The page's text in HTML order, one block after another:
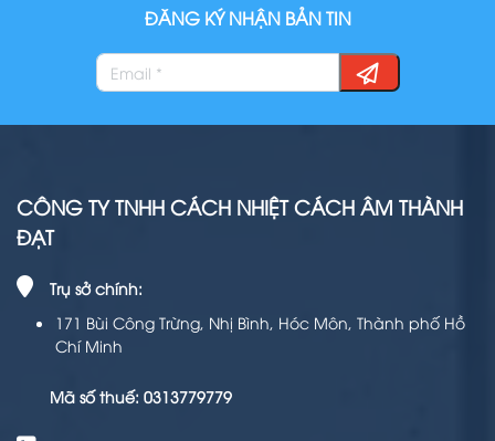
ĐĂNG KÝ NHẬN BẢN TIN
CÔNG TY TNHH CÁCH NHIỆT CÁCH ÂM THÀNH
ĐẠT
Trụ sở chính:
171 Bùi Công Trừng, Nhị Bình, Hóc Môn, Thành phố Hồ
Chí Minh
Mã số thuế: 0313779779